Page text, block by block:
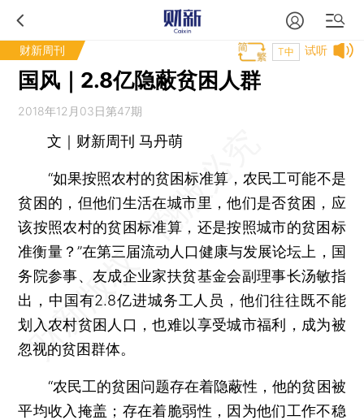
财新周刊 试听
T中
国风｜2.8亿隐蔽贫困人群
2018年12月03日第47期
文｜财新周刊 马丹萌
“如果按照农村的贫困标准算，农民工可能不是
贫困的，但他们生活在城市里，他们是否贫困，应
该按照农村的贫困标准算，还是按照城市的贫困标
准衡量？”在第三届流动人口健康与发展论坛上，国
务院参事、友成企业家扶贫基金会副理事长汤敏指
出，中国有2.8亿进城务工人员，他们往往既不能
划入农村贫困人口，也难以享受城市福利，成为被
忽视的贫困群体。
“农民工的贫困问题存在着隐蔽性，他的贫困被
平均收入掩盖；存在着脆弱性，因为他们工作不稳